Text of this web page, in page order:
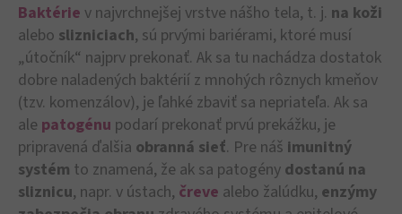
Baktérie v najvrchnejšej vrstve nášho tela, t. j. na koži
alebo slizniciach, sú prvými bariérami, ktoré musí
„útočník“ najprv prekonať. Ak sa tu nachádza dostatok
dobre naladených baktérií z mnohých rôznych kmeňov
(tzv. komenzálov), je ľahké zbaviť sa nepriateľa. Ak sa
ale patogénu podarí prekonať prvú prekážku, je
pripravená ďalšia obranná sieť. Pre náš imunitný
systém to znamená, že ak sa patogény dostanú na
sliznicu, napr. v ústach, čreve alebo žalúdku, enzýmy